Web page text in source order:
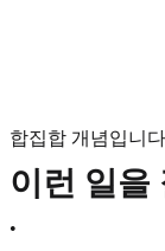
합집합 개념입니다
이런 일을
•